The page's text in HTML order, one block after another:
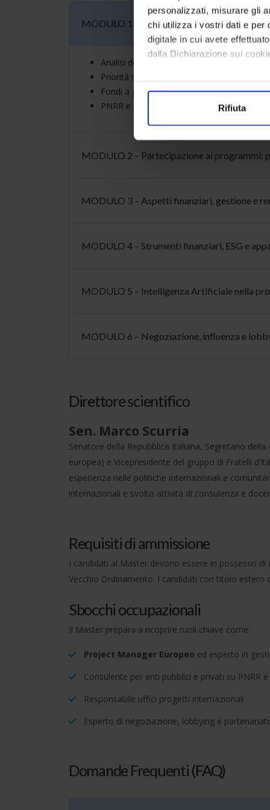
personalizzati, misurare gli
chi utilizza i vostri dati e per
digitale in cui avete
dalla Dichiarazione sui
Con il tuo consenso,
Identificare il tuo
digitali).
modificare o ritirare il tuo
nostro traffico.
Rifiuta
MODULO 1 – Programmazione finanziaria
Analisi del QFP e delle istituzioni UE
Priorità strategiche e politiche di coesione
Fondi a gestione diretta e indiretta
PNRR e prospettive verso la
MODULO 2 – Partecipazione ai programmi:
MODULO 3 – Aspetti finanziari, gestione e
MODULO 4 – Strumenti finanziari, ESG e
MODULO 5 – Intelligenza Artificiale nella
MODULO 6 – Negoziazione, influenza e
Direttore scientifico
Sen. Marco Scurria
Senatore della Repubblica Italiana, Segretario
europea) e Vicepresidente del gruppo di Fratelli
esperienza nelle politiche internazionali e
internazionali e svolto attività di consulenza e
Requisiti di ammissione
I candidati al Master devono essere in possesso
Vecchio Ordinamento. I candidati con titolo estero
Sbocchi occupazionali
Il Master prepara a ricoprire ruoli chiave come:
Project Manager Europeo ed esperto in
Consulente per enti pubblici e privati su PNRR
Responsabile uffici progetti internazionali
Esperto di negoziazione, lobbying e
Domande Frequenti (FAQ)